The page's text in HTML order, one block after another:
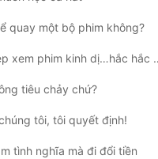
quay một bộ phim không?
phim kinh dị…hắc hắc hắc
tiêu chảy chứ?
tôi, tôi quyết định!
tình nghĩa mà đi đổi tiền